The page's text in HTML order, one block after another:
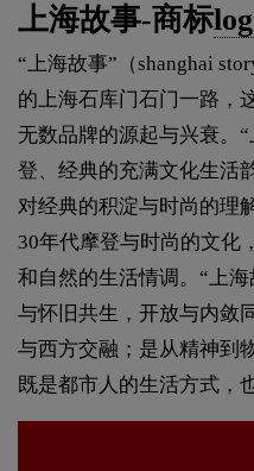
上海故事-商标
“上海故事”（shanghai
的上海石库门石门一路，
无数品牌的源起与兴衰。
登、经典的充满文化生活
对经典的积淀与时尚的理
30年代摩登与时尚的文化
和自然的生活情调。“上
与怀旧共生，开放与内敛
与西方交融；是从精神到
既是都市人的生活方式，